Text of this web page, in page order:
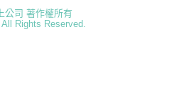
公司 著作權所有
Rights Reserved.